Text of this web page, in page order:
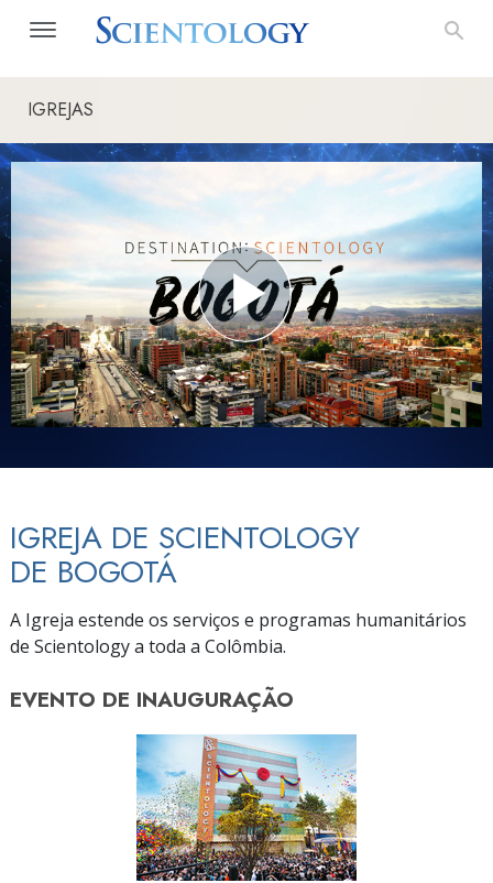
IGREJAS
IGREJA DE SCIENTOLOGY
DE BOGOTÁ
A Igreja estende os serviços e programas humanitários
de Scientology a toda a Colômbia.
EVENTO DE INAUGURAÇÃO